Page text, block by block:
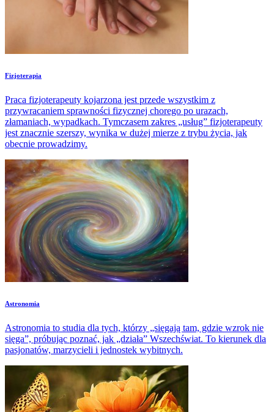
Fizjoterapia
Praca fizjoterapeuty kojarzona jest przede wszystkim z
przywracaniem sprawności fizycznej chorego po urazach,
złamaniach, wypadkach. Tymczasem zakres „usług” fizjoterapeuty
jest znacznie szerszy, wynika w dużej mierze z trybu życia, jak
obecnie prowadzimy.
Astronomia
Astronomia to studia dla tych, którzy „sięgają tam, gdzie wzrok nie
sięga”, próbując poznać, jak „działa” Wszechświat. To kierunek dla
pasjonatów, marzycieli i jednostek wybitnych.